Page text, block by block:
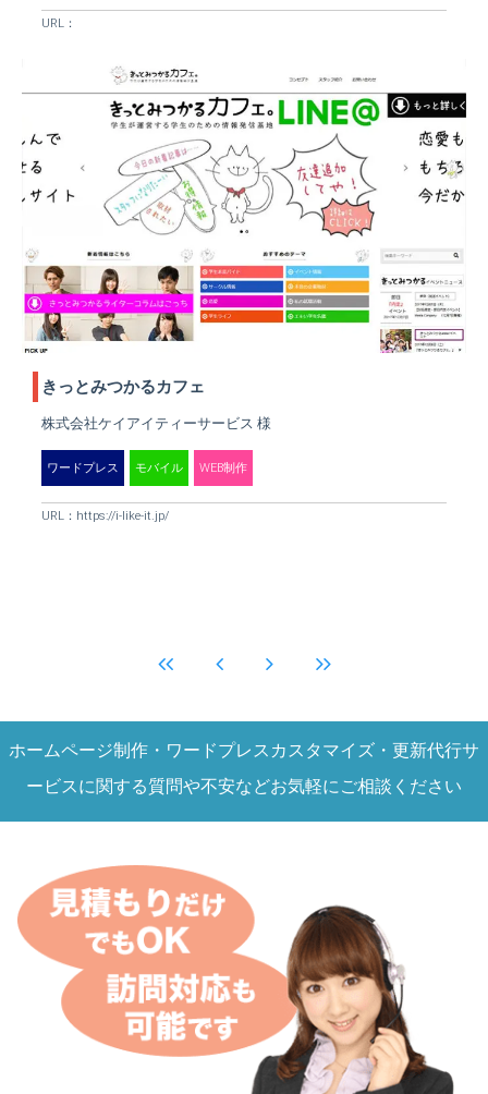
URL：
きっとみつかるカフェ
株式会社ケイアイティーサービス 様
ワードプレス モバイル WEB制作
URL： https://i-like-it.jp/
ホームページ制作・ワードプレスカスタマイズ・更新代行サ
ービスに関する質問や不安などお気軽にご相談ください